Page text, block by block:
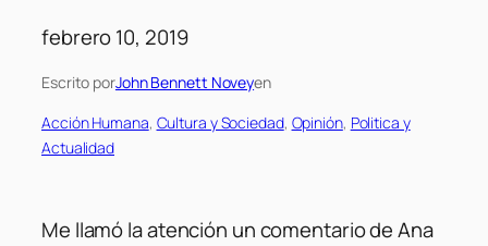
febrero 10, 2019
Escrito porJohn Bennett Noveyen
Acción Humana, Cultura y Sociedad, Opinión, Politica y
Actualidad
Me llamó la atención un comentario de Ana